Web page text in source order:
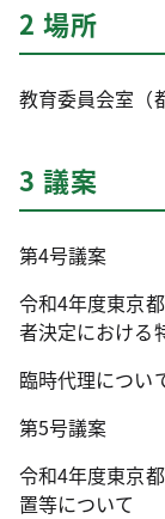
2 場所
教育委員会室（
3 議案
第4号議案
令和4年度東京
者決定における
臨時代理につい
第5号議案
令和4年度東京
置等について